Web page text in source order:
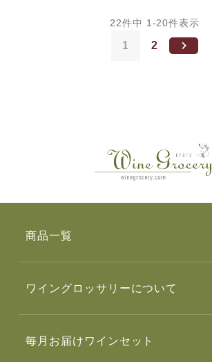
22件中 1 -20件表示
1 2
商品一覧
ワイングロッサリーについて
毎月お届けワインセット